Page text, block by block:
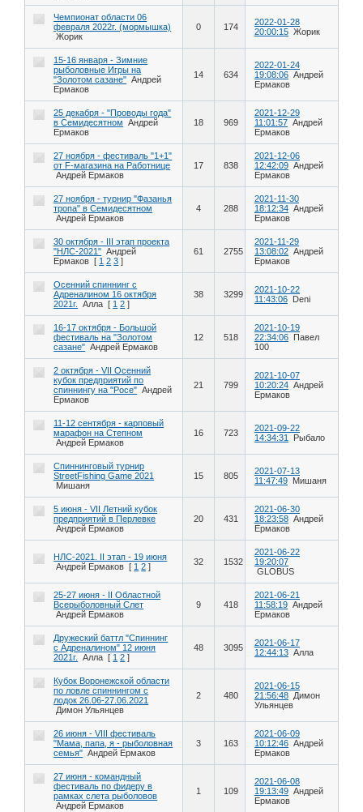
Чемпионат области 06
февраля 2022г. (мормышка)
Жорик
0 174
2022-01-28
20:00:15 Жорик
15-16 января - Зимние
рыболовные Игры на
"Золотом сазане" Андрей
Ермаков
14 634
2022-01-24
19:08:06 Андрей
Ермаков
25 декабря - "Проводы года"
в Семидесятном
Андрей
Ермаков
18 969
2021-12-29
11:01:57 Андрей
Ермаков
27 ноября - фестиваль "1+1"
от F-магазина на Работнице
Андрей Ермаков
17 838
2021-12-06
12:42:09 Андрей
Ермаков
27 ноября - турнир "Фазанья
тропа" в Семидесятном
Андрей Ермаков
4 288
2021-11-30
18:12:34 Андрей
Ермаков
30 октября - III этап проекта
"НЛС-2021" Андрей
Ермаков [ 1 2 3 ]
61 2755
2021-11-29
13:08:02 Андрей
Ермаков
Осенний спиннинг с
Адреналином 16 октября
2021г.
Алла [ 1 2 ]
38 3299
2021-10-22
11:43:06
Deni
16-17 октября - Большой
фестиваль на "Золотом
сазане" Андрей Ермаков
12 518
2021-10-19
22:34:06
Павел
100
2 октября - VII Осенний
кубок предприятий по
спиннингу на "Росе" Андрей
Ермаков
21 799
2021-10-07
10:20:24 Андрей
Ермаков
11-12 сентября - карповый
марафон на Степном
Андрей Ермаков
16 723
2021-09-22
14:34:31
Рыбало
Спиннинговый турнир
StreetFishing Game 2021
Мишаня
15 805
2021-07-13
11:47:49 Мишаня
5 июня - VII Летний кубок
предприятий в Перлевке
Андрей Ермаков
20 431
2021-06-30
18:23:58 Андрей
Ермаков
НЛС-2021. II этап - 19 июня
Андрей Ермаков [ 1 2 ] 32 1532
2021-06-22
19:20:07
GLOBUS
25-27 июня - II Областной
Всерыболовный Слет
Андрей Ермаков
9 418
2021-06-21
11:58:19 Андрей
Ермаков
Дружеский баттл "Спиннинг
с Адреналином" 12 июня
2021г.
Алла [ 1 2 ]
48 3095
2021-06-17
12:44:13 Алла
Кубок Воронежской области
по ловле спиннингом с
лодок 26.06-27.06.2021
Димон Ульянцев
2 480
2021-06-15
21:56:48 Димон
Ульянцев
26 июня - VIII фестиваль
"Мама, папа, я - рыболовная
семья" Андрей Ермаков
3 163
2021-06-09
10:12:46 Андрей
Ермаков
27 июня - командный
фестиваль по фидеру в
рамках слета рыболовов
Андрей Ермаков
1 109
2021-06-08
19:13:49 Андрей
Ермаков